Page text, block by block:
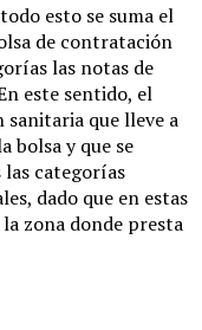
esto se suma el
de contratación
las notas de
este sentido, el
que lleve a
bolsa y que se
categorías
dado que en estas
zona donde presta